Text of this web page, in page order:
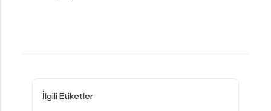
İlgili Etiketler